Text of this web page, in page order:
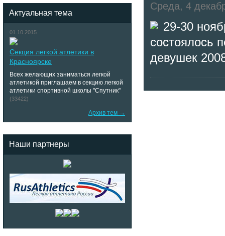
Актуальная тема
01.10.2015
Секция легкой атлетики в
Красноярске
Всех желающих заниматься легкой
атлетикой приглашаем в секцию легкой
атлетики спортивной школы "Спутник"
(33422)
Архив тем →
Наши партнеры
Среда, 4
29-30
состоялось
девушек